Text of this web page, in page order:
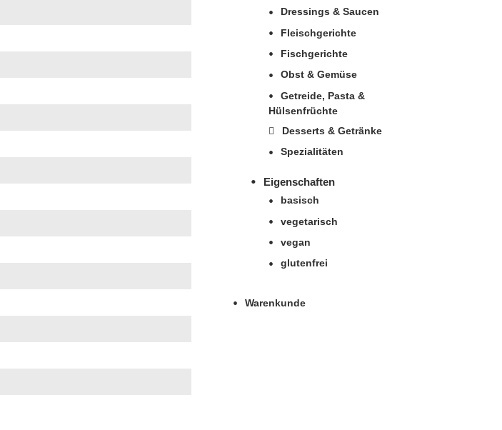
Dressings & Saucen
Fleischgerichte
Fischgerichte
Obst & Gemüse
Getreide, Pasta &
Hülsenfrüchte
Desserts & Getränke
Spezialitäten
Eigenschaften
basisch
vegetarisch
vegan
glutenfrei
Warenkunde